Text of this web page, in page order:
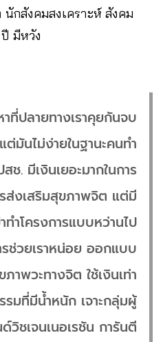
กสังคมสงเคราะห์ สังคม
มีหวัง
ที่ปลายทางเราคุยกันจบ
ต่มันไม่ง่ายในฐานะคนทำ
ช. มีเงินเยอะมากในการ
ส่งเสริมสุขภาพจิต แต่มี
ำโครงการแบบหว่านไป
ช่วยเราหน่อย ออกแบบ
าพวะทางจิต ใช้เงินเท่า
รมที่มีน้ำหนัก เจาะกลุ่มผู้
วิชเจนเนอเรชัน การันตี